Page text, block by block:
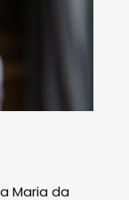
Maria da